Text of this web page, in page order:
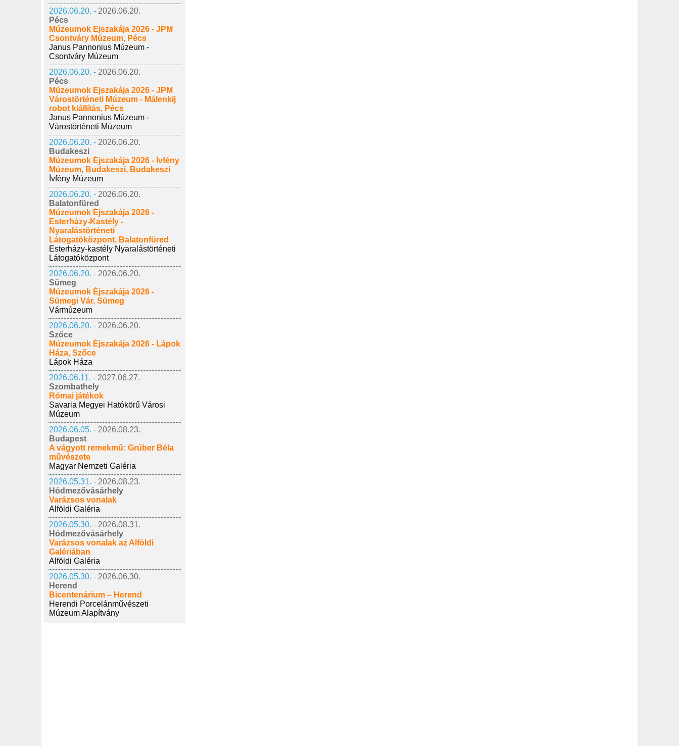
2026.06.20. - 2026.06.20.
Pécs
Múzeumok Éjszakája 2026 - JPM
Csontváry Múzeum, Pécs
Janus Pannonius Múzeum -
Csontváry Múzeum
2026.06.20. - 2026.06.20.
Pécs
Múzeumok Éjszakája 2026 - JPM
Várostörténeti Múzeum - Málenkij
robot kiállítás, Pécs
Janus Pannonius Múzeum -
Várostörténeti Múzeum
2026.06.20. - 2026.06.20.
Budakeszi
Múzeumok Éjszakája 2026 - Ívfény
Múzeum, Budakeszi, Budakeszi
Ívfény Múzeum
2026.06.20. - 2026.06.20.
Balatonfüred
Múzeumok Éjszakája 2026 -
Esterházy-Kastély -
Nyaralástörténeti
Látogatóközpont, Balatonfüred
Esterházy-kastély Nyaralástörténeti
Látogatóközpont
2026.06.20. - 2026.06.20.
Sümeg
Múzeumok Éjszakája 2026 -
Sümegi Vár, Sümeg
Vármúzeum
2026.06.20. - 2026.06.20.
Szőce
Múzeumok Éjszakája 2026 - Lápok
Háza, Szőce
Lápok Háza
2026.06.11. - 2027.06.27.
Szombathely
Római játékok
Savaria Megyei Hatókörű Városi
Múzeum
2026.06.05. - 2026.08.23.
Budapest
A vágyott remekmű: Grúber Béla
művészete
Magyar Nemzeti Galéria
2026.05.31. - 2026.08.23.
Hódmezővásárhely
Varázsos vonalak
Alföldi Galéria
2026.05.30. - 2026.08.31.
Hódmezővásárhely
Varázsos vonalak az Alföldi
Galériában
Alföldi Galéria
2026.05.30. - 2026.06.30.
Herend
Bicentenárium – Herend
Herendi Porcelánművészeti
Múzeum Alapítvány